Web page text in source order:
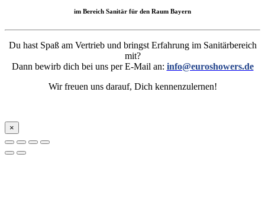
im Bereich Sanitär für den Raum Bayern
Du hast Spaß am Vertrieb und bringst Erfahrung im Sanitärbereich
mit?
Dann bewirb dich bei uns per E-Mail an: info@euroshowers.de
Wir freuen uns darauf, Dich kennenzulernen!
×